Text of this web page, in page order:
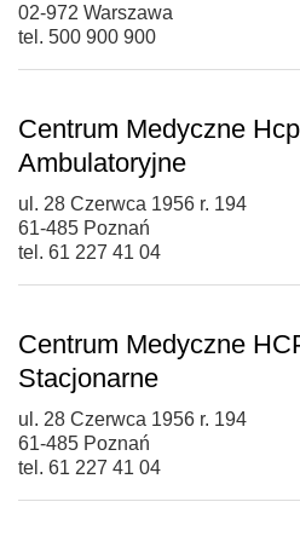
02-972 Warszawa
tel. 500 900 900
Centrum Medyczne
Ambulatoryjne
ul. 28 Czerwca 1956 r. 194
61-485 Poznań
tel. 61 227 41 04
Centrum Medyczne
Stacjonarne
ul. 28 Czerwca 1956 r. 194
61-485 Poznań
tel. 61 227 41 04